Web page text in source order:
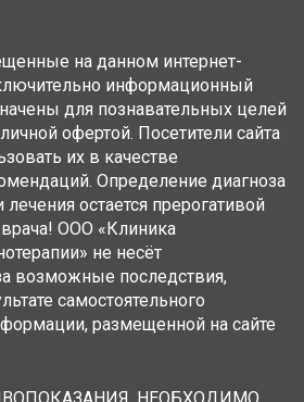
на данном интернет-
информационный
для познавательных целей
офертой. Посетители сайта
их в качестве
Определение диагноза
остается прерогативой
ООО «Клиника
не несёт
возможные последствия,
самостоятельного
размещенной на сайте